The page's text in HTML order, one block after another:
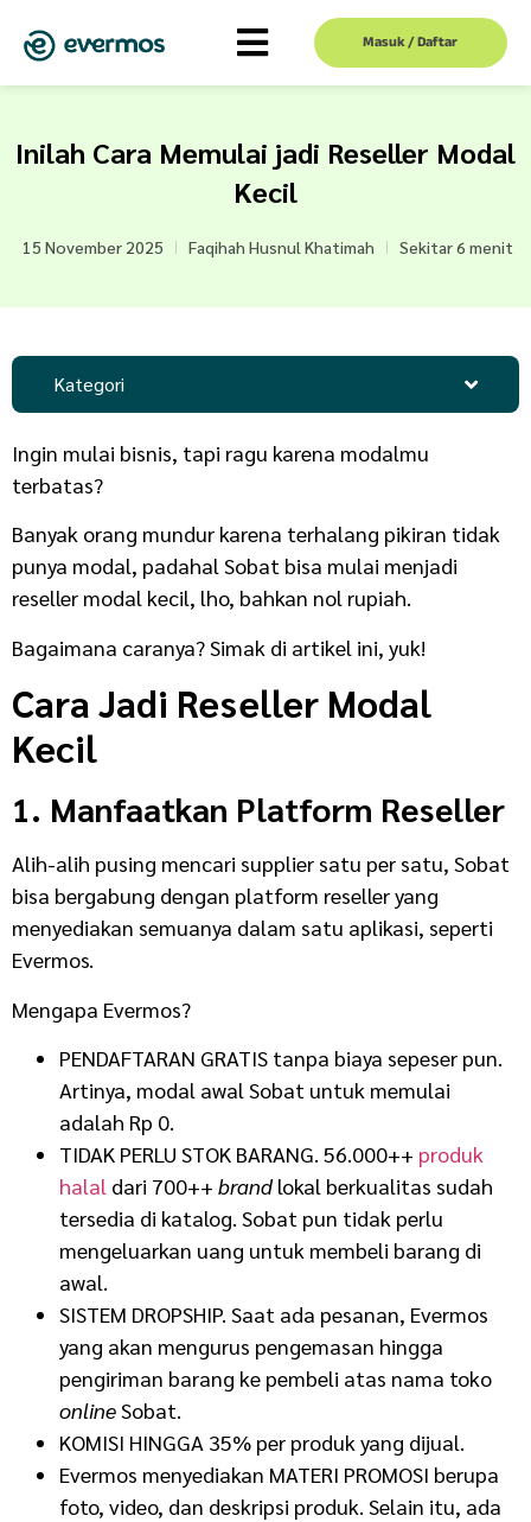
Masuk / Daftar
Inilah Cara Memulai jadi Reseller Modal
Kecil
15 November 2025 Faqihah Husnul Khatimah Sekitar 6 menit
Kategori
Ingin mulai bisnis, tapi ragu karena modalmu
terbatas?
Banyak orang mundur karena terhalang pikiran tidak
punya modal, padahal Sobat bisa mulai menjadi
reseller modal kecil, lho, bahkan nol rupiah.
Bagaimana caranya? Simak di artikel ini, yuk!
Cara Jadi Reseller Modal
Kecil
1. Manfaatkan Platform Reseller
Alih-alih pusing mencari supplier satu per satu, Sobat
bisa bergabung dengan platform reseller yang
menyediakan semuanya dalam satu aplikasi, seperti
Evermos.
Mengapa Evermos?
PENDAFTARAN GRATIS tanpa biaya sepeser pun.
Artinya, modal awal Sobat untuk memulai
adalah Rp 0.
TIDAK PERLU STOK BARANG. 56.000++ produk
halal dari 700++ brandlokal berkualitas sudah
tersedia di katalog. Sobat pun tidak perlu
mengeluarkan uang untuk membeli barang di
awal.
SISTEM DROPSHIP. Saat ada pesanan, Evermos
yang akan mengurus pengemasan hingga
pengiriman barang ke pembeli atas nama toko
onlineSobat.
KOMISI HINGGA 35% per produk yang dijual.
Evermos menyediakan MATERI PROMOSI berupa
foto, video, dan deskripsi produk. Selain itu, ada